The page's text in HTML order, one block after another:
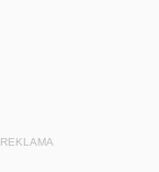
REKLAMA